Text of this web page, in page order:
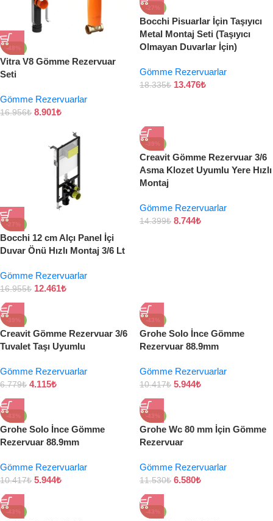
-48%
Vitra V8 Gömme Rezervuar
Seti
Gömme Rezervuarlar
16.956₺ 8.901₺
-27%
Bocchi Pisuarlar İçin Taşıyıcı
Metal Montaj Seti (Taşıyıcı
Olmayan Duvarlar İçin)
Gömme Rezervuarlar
18.335₺ 13.476₺
-27%
Bocchi 12 cm Alçı Panel İçi
Duvar Önü Hızlı Montaj 3/6 Lt
Gömme Rezervuarlar
16.955₺ 12.461₺
-39%
Creavit Gömme Rezervuar 3/6
Asma Klozet Uyumlu Yere Hızlı
Montaj
Gömme Rezervuarlar
14.399₺ 8.744₺
-39%
Creavit Gömme Rezervuar 3/6
Tuvalet Taşı Uyumlu
Gömme Rezervuarlar
6.779₺ 4.115₺
-43%
Grohe Solo İnce Gömme
Rezervuar 88.9mm
Gömme Rezervuarlar
10.417₺ 5.944₺
-43%
Grohe Solo İnce Gömme
Rezervuar 88.9mm
Gömme Rezervuarlar
10.417₺ 5.944₺
-43%
Grohe Wc 80 mm İçin Gömme
Rezervuar
Gömme Rezervuarlar
11.530₺ 6.580₺
-43% -43%